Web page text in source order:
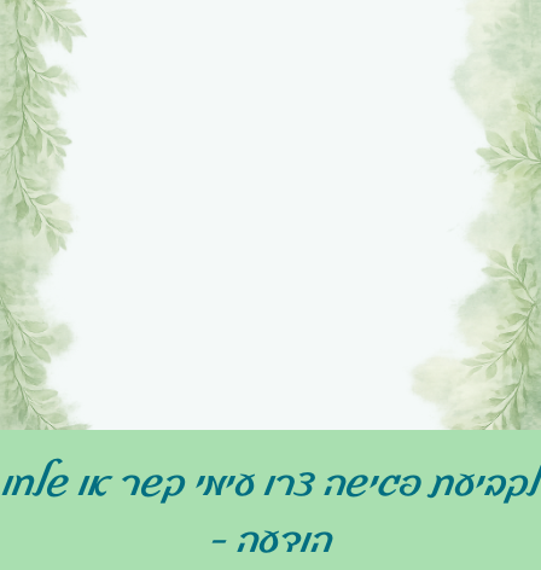
לקביעת פגישה צרו עימי קשר או שלחו
הודעה -